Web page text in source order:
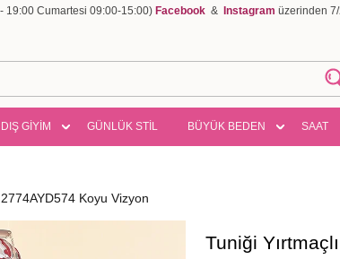
19:00 Cumartesi 09:00-15:00) Facebook & Instagram üzerinden
DIŞ GİYİM GÜNLÜK STİL BÜYÜK BEDEN SAAT
Koyu Vizyon
Tuniği